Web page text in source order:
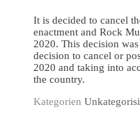
It is decided to cancel
enactment and Rock
2020. This decision
decision to cancel or
2020 and taking into
the country.
Kategorien